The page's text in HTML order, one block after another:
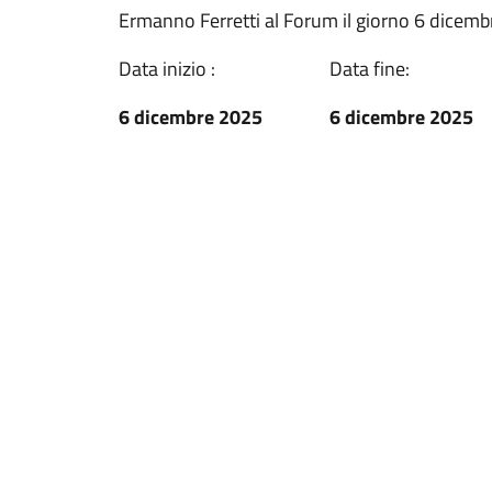
Ermanno Ferretti al Forum il giorno 6
Data inizio :
6 dicembre 2025
Data fine:
6 dicembre 2025